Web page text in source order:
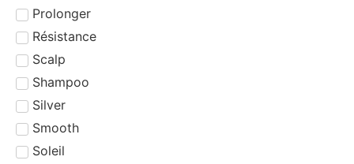
Prolonger
Résistance
Scalp
Shampoo
Silver
Smooth
Soleil